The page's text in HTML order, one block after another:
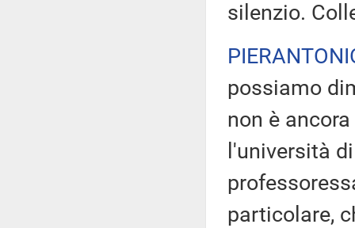
silenzio.
possiamo
non è
l'università
particolare,